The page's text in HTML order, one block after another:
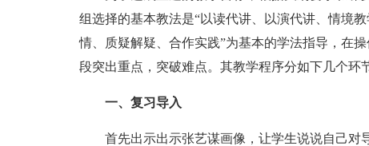
组选择的基本教法是“以读代讲、以演代讲、情境
情、质疑解疑、合作实践”为基本的学法指导，在
段突出重点，突破难点。其教学程序分如下几个环
一、复习导入
首先出示出示张艺谋画像，让学生说说自己对